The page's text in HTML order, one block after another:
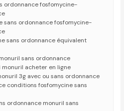
ordonnance fosfomycine-
sans ordonnance fosfomycine-
sans ordonnance équivalent
sans ordonnance
acheter en ligne
3g avec ou sans ordonnance
conditions fosfomycine sans
ordonnance monuril sans